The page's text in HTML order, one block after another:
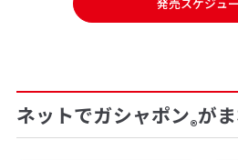
ネットでガシャポン®が